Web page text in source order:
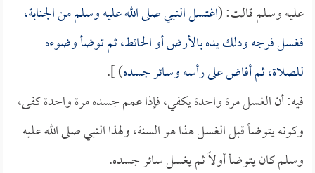
عليه وسلم قالت: (اغتسل النبي صلى الله عليه وسلم من الجنابة،
فغسل فرجه ودلك يده بالأرض أو الحائط، ثم توضأ وضوءه
للصلاة، ثم أفاض على رأسه وسائر جسده) ].
فيه: أن الغسل مرة واحدة يكفي، فإذا عمم جسده مرة واحدة كفى،
وكونه يتوضأ قبل الغسل هذا هو السنة، ولهذا النبي صلى الله عليه
وسلم كان يتوضأ أولاً ثم يغسل سائر جسده.